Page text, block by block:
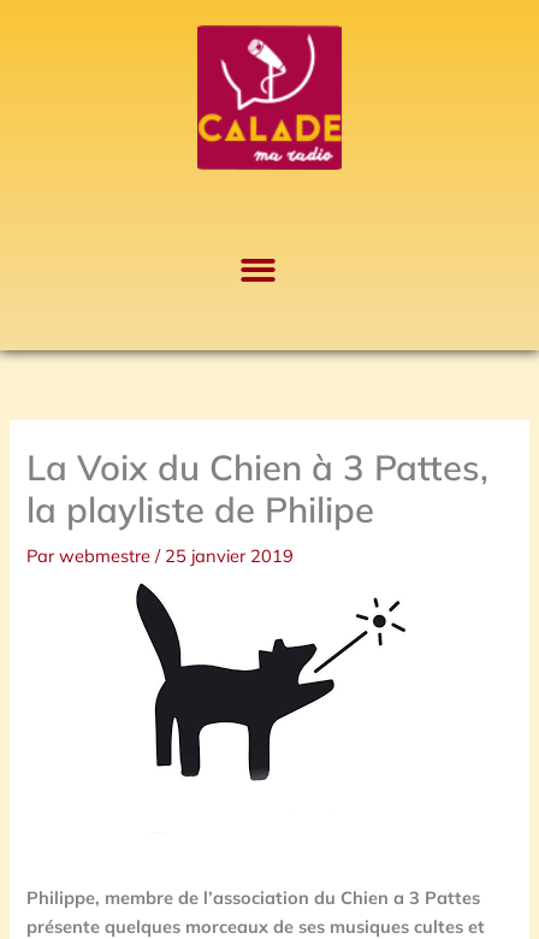
La Voix du Chien à 3 Pattes,
la playliste de Philipe
Parwebmestre/ 25 janvier 2019
Philippe, membre de l’association du Chien a 3 Pattes
présente quelques morceaux de ses musiques cultes et